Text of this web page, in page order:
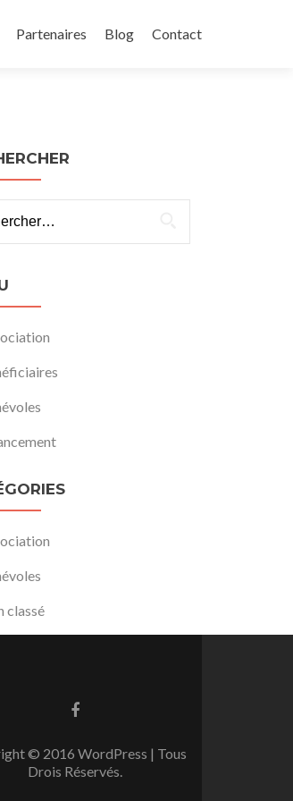
Partenaires Blog Contact
classé
Go
© 2016 WordPress | Tous
Drois Réservés.